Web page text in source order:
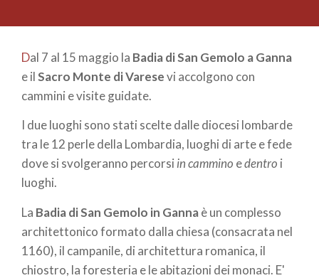
Dal 7 al 15 maggio la Badia di San Gemolo a Ganna
e ilSacro Monte di Varesevi accolgono con
cammini e visite guidate.
I due luoghi sono stati scelte dalle diocesi lombarde
tra le 12 perle della Lombardia, luoghi di arte e fede
dove si svolgeranno percorsi in cammino edentro i
luoghi.
La Badia di San Gemolo in Gannaè un complesso
architettonico formato dalla chiesa (consacrata nel
1160), il campanile, di architettura romanica, il
chiostro, la foresteria e le abitazioni dei monaci. E'